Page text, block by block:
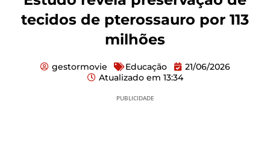
tecidos de pterossauro por 113
milhões
gestormovie Educação
21/06/2026
Atualizado em 13:34
PUBLICIDADE